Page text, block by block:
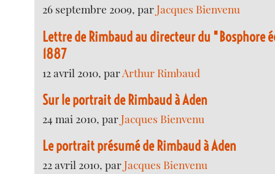
26 septembre 2009, parJacques Bienvenu
Lettre de Rimbaud au directeur du "Bosphore
1887
12 avril 2010, parArthur Rimbaud
Sur le portrait de Rimbaud à Aden
24 mai 2010, parJacques Bienvenu
Le portrait présumé de Rimbaud à Aden
22 avril 2010, parJacques Bienvenu